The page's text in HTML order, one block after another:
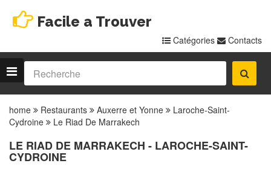
Facile a Trouver
Catégories Contacts
home Restaurants Auxerre et Yonne
Laroche-Saint-
Cydroine
Le Riad De Marrakech
LE RIAD DE MARRAKECH - LAROCHE-SAINT-
CYDROINE